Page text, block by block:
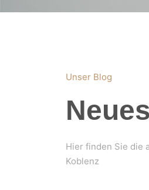
Unser Blog
Hier finden Sie die
Koblenz